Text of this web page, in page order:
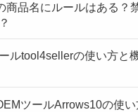
商品名にルールはある？
ルtool4sellerの使い方と
ツールArrows10の使